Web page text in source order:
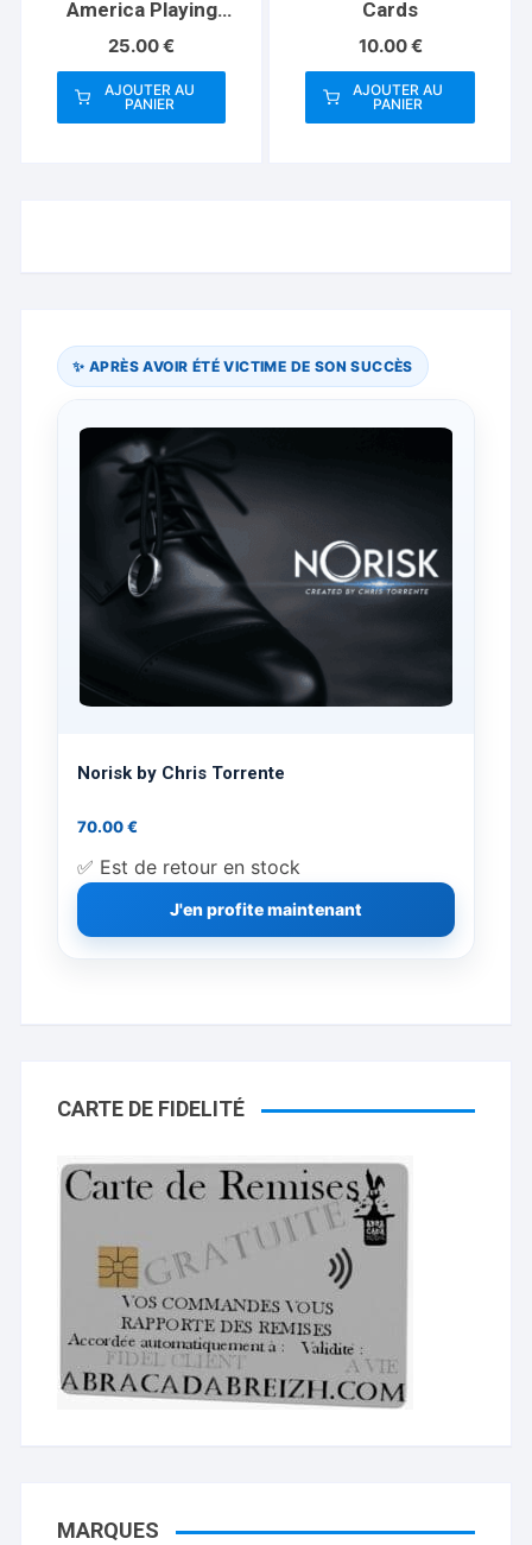
America Playing
Guard)
25.00€
AJOUTER AU
PANIER
Cards
10.00€
AJOUTER AU
PANIER
✨ APRÈS AVOIR ÉTÉ VICTIME DE SON SUCCÈS
Norisk by Chris Torrente
70.00€
✅ Est de retour en stock
J'en profite maintenant
CARTE DE FIDELITÉ
MARQUES